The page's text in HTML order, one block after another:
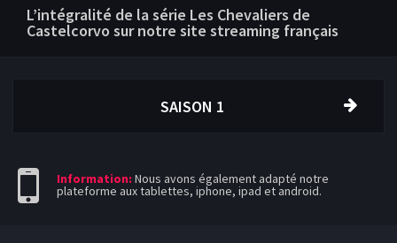
L’intégralité de la série Les Chevaliers de
Castelcorvo sur notre site streaming français
SAISON 1
Information: Nous avons également adapté notre
plateforme aux tablettes, iphone, ipad et android.